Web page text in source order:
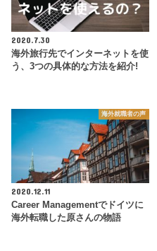
2020.7.30
海外旅行先でインターネットを使
う、3つの具体的な方法を紹介!
海外就職者の声
2020.12.11
Career Managementでドイツに
海外転職した原さんの物語